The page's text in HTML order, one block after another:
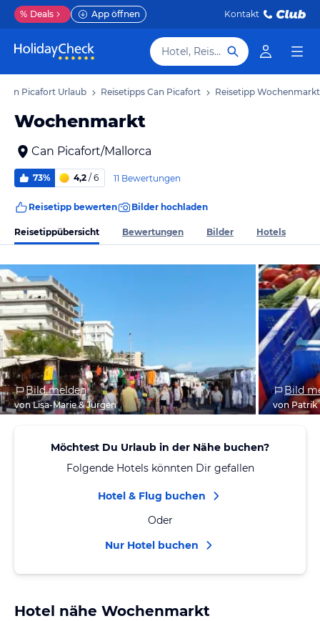
% Deals App öffnen Kontakt
Hotel, Reiseziel
Can Picafort Urlaub Reisetipps Can Picafort Reisetipp Wochenmarkt
Wochenmarkt
Can Picafort/Mallorca
73% 4,2 / 6 11 Bewertungen
Reisetipp bewerten Bilder hochladen
Reisetippübersicht Bewertungen Bilder Hotels
Bild melden
von Lisa-Marie & Jürgen
Bild
von Patrik
Möchtest Du Urlaub in der Nähe buchen?
Folgende Hotels könnten Dir gefallen
Hotel & Flug buchen
Oder
Nur Hotel buchen
Hotel nähe Wochenmarkt